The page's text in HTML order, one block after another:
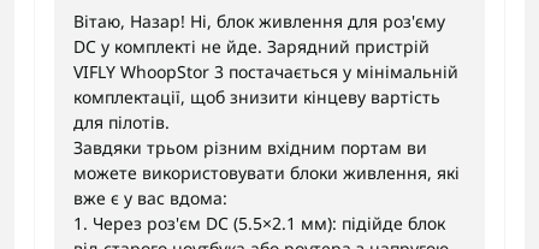
Вітаю, Назар! Ні, блок живлення для роз'єму
DC у комплекті не йде. Зарядний пристрій
VIFLY WhoopStor 3 постачається у мінімальній
комплектації, щоб знизити кінцеву вартість
для пілотів.
Завдяки трьом різним вхідним портам ви
можете використовувати блоки живлення, які
вже є у вас вдома:
1. Через роз'єм DC (5.5×2.1 мм): підійде блок